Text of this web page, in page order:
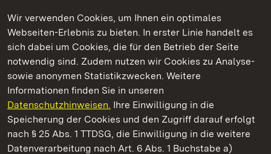
Wir verwenden Cookies, um Ihnen ein optimales
Webseiten-Erlebnis zu bieten. In erster Linie handelt es
sich dabei um Cookies, die für den Betrieb der Seite
notwendig sind. Zudem nutzen wir Cookies zu Analyse-
sowie anonymen Statistikzwecken. Weitere
Informationen finden Sie in unseren
Datenschutzhinweisen. Ihre Einwilligung in die
Speicherung der Cookies und den Zugriff darauf erfolgt
nach § 25 Abs. 1 TTDSG, die Einwilligung in die weitere
Datenverarbeitung nach Art. 6 Abs. 1 Buchstabe a)
Kommen. Staunen. Genießen.
Schloss Favorite Ludwigsburg
Staatliche Schlösser und Gärten Baden-Württemberg